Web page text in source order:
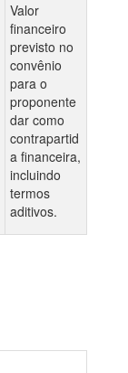
Valor
financeiro
previsto no
convênio
para o
proponente
dar como
contrapartid
a financeira,
incluindo
termos
aditivos.